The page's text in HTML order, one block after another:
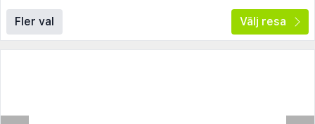
Fler val Välj resa